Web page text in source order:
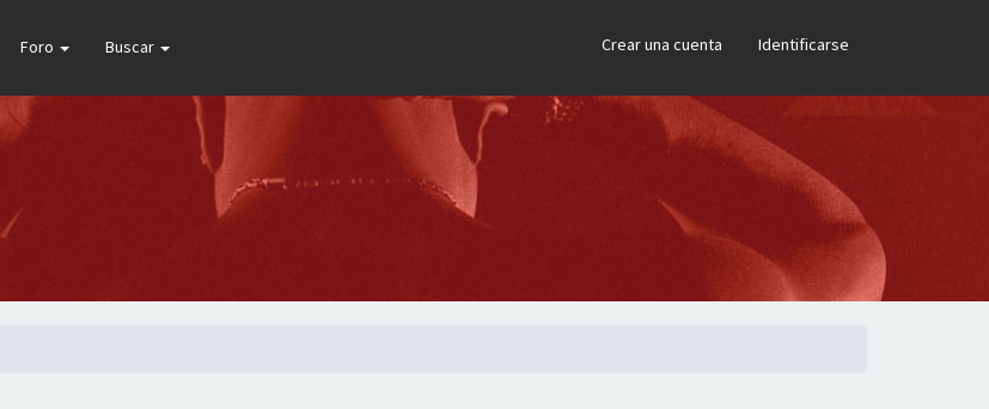
Foro Buscar Crear una cuenta Identificarse